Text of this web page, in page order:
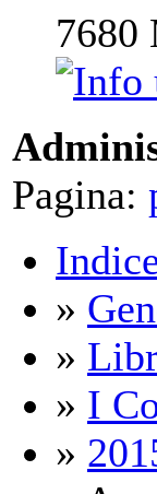
7680
Pagina:
»
»
» I
»